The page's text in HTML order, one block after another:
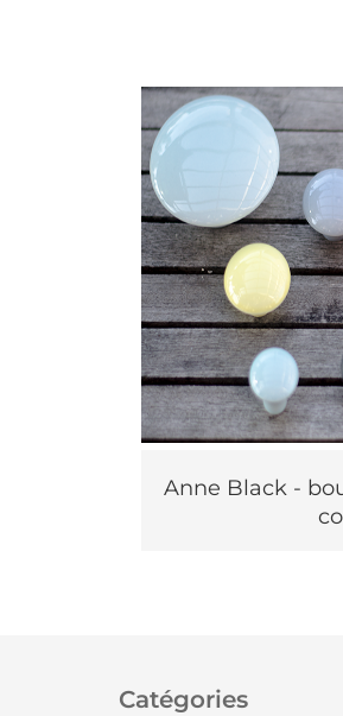
Anne Black -
Catégories